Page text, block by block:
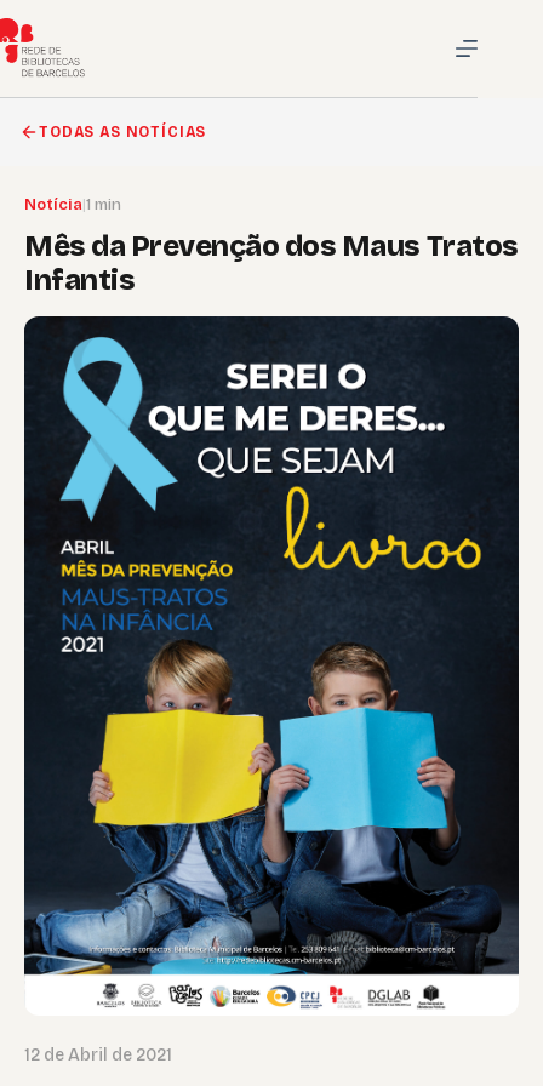
para
o
conteúdo
TODAS AS NOTÍCIAS
Notícia|1 min
Mês da Prevenção dos Maus Tratos
Infantis
12 de Abril de 2021